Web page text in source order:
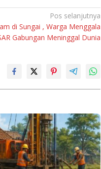
Pos selanjutnya
di Sungai , Warga Menggala
Gabungan Meninggal Dunia